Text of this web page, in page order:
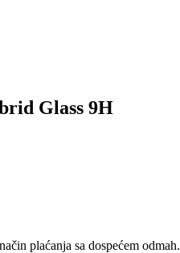
Glass 9H
plaćanja sa dospećem odmah.